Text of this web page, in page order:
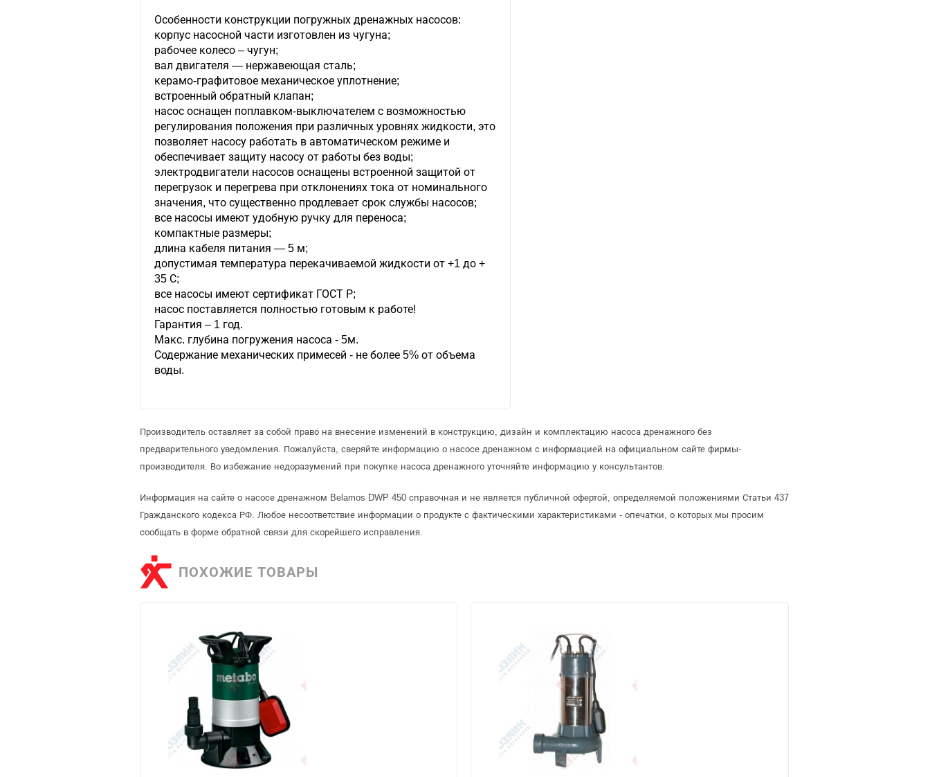
Особенности конструкции погружных дренажных насосов:
корпус насосной части изготовлен из чугуна;
рабочее колесо – чугун;
вал двигателя — нержавеющая сталь;
керамо-графитовое механическое уплотнение;
встроенный обратный клапан;
насос оснащен поплавком-выключателем с возможностью
регулирования положения при различных уровнях жидкости, это
позволяет насосу работать в автоматическом режиме и
обеспечивает защиту насосу от работы без воды;
электродвигатели насосов оснащены встроенной защитой от
перегрузок и перегрева при отклонениях тока от номинального
значения, что существенно продлевает срок службы насосов;
все насосы имеют удобную ручку для переноса;
компактные размеры;
длина кабеля питания — 5 м;
допустимая температура перекачиваемой жидкости от +1 до +
35 С;
все насосы имеют сертификат ГОСТ Р;
насос поставляется полностью готовым к работе!
Гарантия – 1 год.
Макс. глубина погружения насоса - 5м.
Содержание механических примесей - не более 5% от объема
воды.
Производитель оставляет за собой право на внесение изменений в конструкцию, дизайн и комплектацию насоса дренажного без
предварительного уведомления. Пожалуйста, сверяйте информацию о насосе дренажном с информацией на официальном сайте фирмы-
производителя. Во избежание недоразумений при покупке насоса дренажного уточняйте информацию у консультантов.
Информация на сайте о насосе дренажном Belamos DWP 450 справочная и не является публичной офертой, определяемой положениями Статьи 437
Гражданского кодекса РФ. Любое несоответствие информации о продукте с фактическими характеристиками - опечатки, о которых мы просим
сообщать в форме обратной связи для скорейшего исправления.
ПОХОЖИЕ ТОВАРЫ